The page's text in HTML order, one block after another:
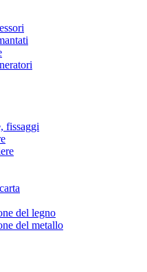
fissaggi
del legno
del metallo